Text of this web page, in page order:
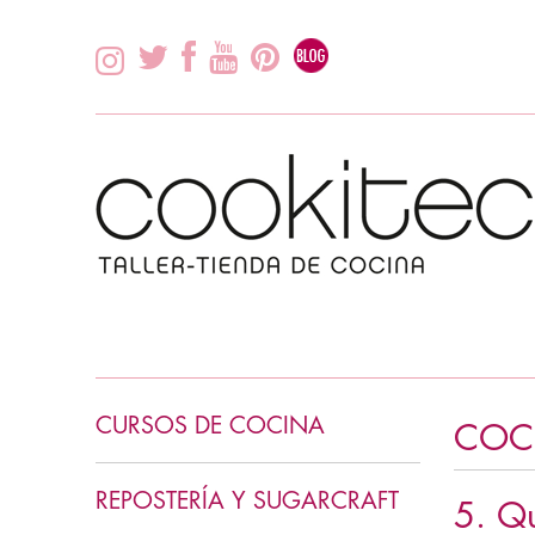
CURSOS DE COCINA
COCINA ASIÁTICA
REPOSTERÍA Y SUGARCRAFT 5.